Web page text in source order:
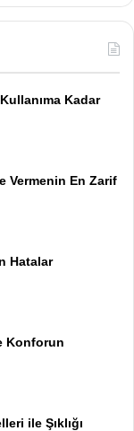
Kadar
Vermenin En Zarif
Hatalar
Konforun
ile Şıklığı